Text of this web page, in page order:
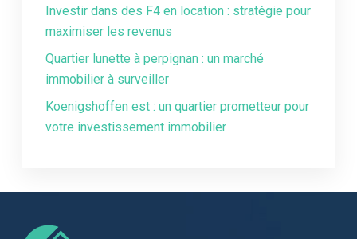
Investir dans des F4 en location : stratégie pour
maximiser les revenus
Quartier lunette à perpignan : un marché
immobilier à surveiller
Koenigshoffen est : un quartier prometteur pour
votre investissement immobilier